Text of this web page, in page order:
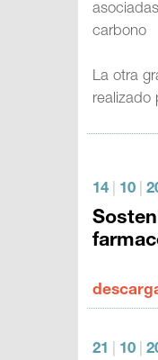
carbono
La otra
realizado
14 10
21 10